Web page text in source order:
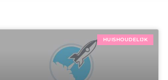
HUISHOUDELIJK